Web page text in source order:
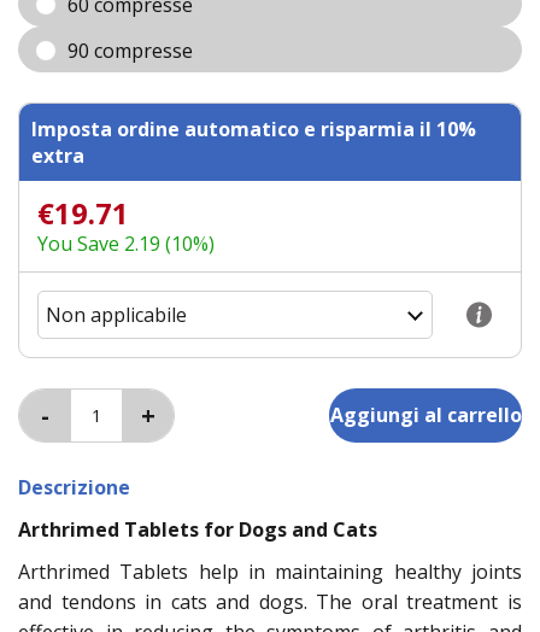
90 compresse
Imposta ordine automatico e risparmia il 10%
extra
€19.71
You Save 2.19 (10%)
Descrizione
Arthrimed Tablets for Dogs and Cats
Arthrimed Tablets help in maintaining healthy joints
and tendons in cats and dogs. The oral treatment is